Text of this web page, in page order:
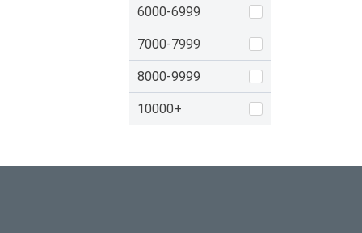
6000-6999
7000-7999
8000-9999
10000+